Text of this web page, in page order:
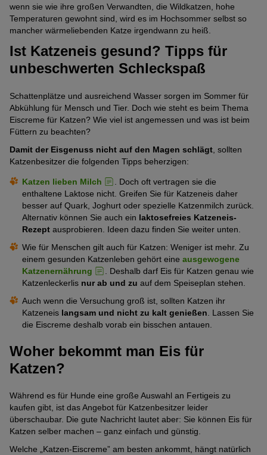
wenn sie wie ihre großen Verwandten, die Wildkatzen, hohe
Temperaturen gewohnt sind, wird es im Hochsommer selbst so
mancher wärmeliebenden Katze irgendwann zu heiß.
Ist Katzeneis gesund? Tipps für
unbeschwerten Schleckspaß
Schattenplätze und ausreichend Wasser sorgen im Sommer für
Abkühlung für Mensch und Tier. Doch wie steht es beim Thema
Eiscreme für Katzen? Wie viel ist angemessen und was ist beim
Füttern zu beachten?
Damit der Eisgenuss nicht auf den Magen schlägt , sollten
Katzenbesitzer die folgenden Tipps beherzigen:
Katzen lieben Milch
. Doch oft vertragen sie die
enthaltene Laktose nicht. Greifen Sie für Katzeneis daher
besser auf Quark, Joghurt oder spezielle Katzenmilch zurück.
Alternativ können Sie auch ein laktosefreies Katzeneis-
Rezept ausprobieren. Ideen dazu finden Sie weiter unten.
Wie für Menschen gilt auch für Katzen: Weniger ist mehr. Zu
einem gesunden Katzenleben gehört eine ausgewogene
Katzenernährung
. Deshalb darf Eis für Katzen genau wie
Katzenleckerlis nur ab und zu auf dem Speiseplan stehen.
Auch wenn die Versuchung groß ist, sollten Katzen ihr
Katzeneis langsam und nicht zu kalt genießen . Lassen Sie
die Eiscreme deshalb vorab ein bisschen antauen.
Woher bekommt man Eis für
Katzen?
Während es für Hunde eine große Auswahl an Fertigeis zu
kaufen gibt, ist das Angebot für Katzenbesitzer leider
überschaubar. Die gute Nachricht lautet aber: Sie können Eis für
Katzen selber machen – ganz einfach und günstig.
Welche „Katzen-Eiscreme” am besten ankommt, hängt natürlich